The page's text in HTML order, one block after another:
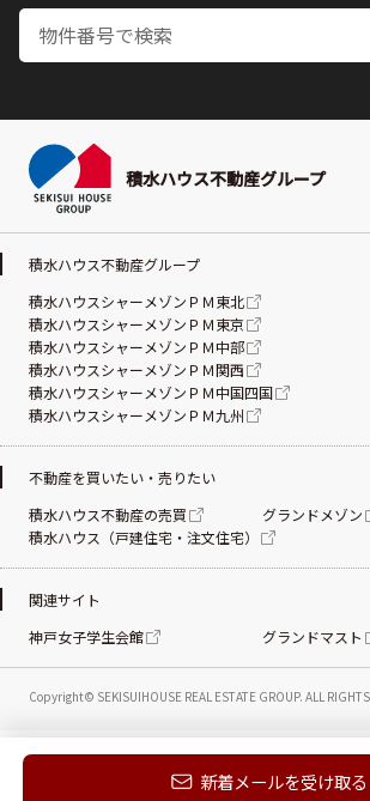
新着メールを受け取る
電話する お問
積水ハウス不動産グループ
Copyright© SEKISUIHOUSE REAL ESTATE GROUP. ALL
積水ハウス不動産グループ
積水ハウスシャーメゾンＰＭ東北
積水ハウスシャーメゾンＰＭ東京
積水ハウスシャーメゾンＰＭ中部
積水ハウスシャーメゾンＰＭ関西
積水ハウスシャーメゾンＰＭ中国四国
積水ハウスシャーメゾンＰＭ九州
不動産を買いたい・売りたい
積水ハウス不動産の売買
グランドメゾン
積水ハウス（戸建住宅・注文住宅）
関連サイト
神戸女子学生会館
グランドマスト